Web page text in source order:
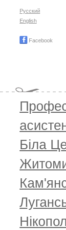
Русский
English
Facebook
Біла